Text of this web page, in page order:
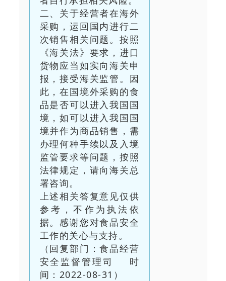
二、关于经营者在海外
采购，运回国内进行二
次销售相关问题。按照
《海关法》要求，进口
货物应当如实向海关申
报，接受海关监管。因
此，在国境外采购的食
品是否可以进入我国国
境，如可以进入我国国
境并作为商品销售，需
办理何种手续以及入境
监管要求等问题，按照
法律规定，请向海关总
署咨询。
上述相关答复意见仅供
参考，不作为执法依
据。感谢您对食品安全
工作的关心与支持。
（回复部门：食品经营
安全监督管理司 时
间：2022-08-31）